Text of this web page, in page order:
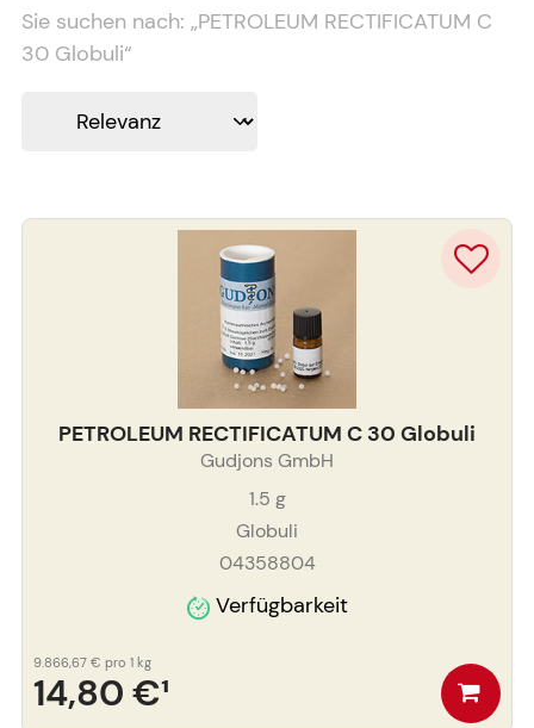
Sie suchen nach: „PETROLEUM RECTIFICATUM C
30 Globuli“
PETROLEUM RECTIFICATUM C 30 Globuli
Gudjons GmbH
1.5 g
Globuli
04358804
Verfügbarkeit
14,80 €¹
9.866,67 € pro 1 kg